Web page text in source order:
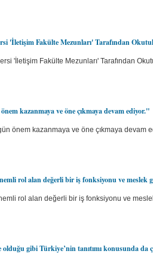
'İletişim Fakülte Mezunları' Tarafından
'İletişim Fakülte Mezunları' Tarafından
kazanmaya ve öne çıkmaya devam ediyor."
önem kazanmaya ve öne çıkmaya devam
rol alan değerli bir iş fonksiyonu ve meslek
rol alan değerli bir iş fonksiyonu ve
gibi Türkiye’nin tanıtımı konusunda da